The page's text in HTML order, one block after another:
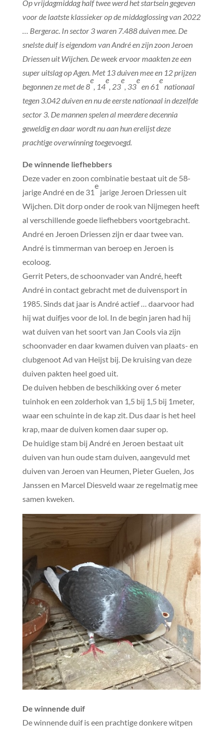
Op vrijdagmiddag half twee werd het startsein gegeven
voor de laatste klassieker op de middaglossing van 2022
… Bergerac. In sector 3 waren 7.488 duiven mee. De
snelste duif is eigendom van André en zijn zoon Jeroen
Driessen uit Wijchen. De week ervoor maakten ze een
super uitslag op Agen. Met 13 duiven mee en 12 prijzen
begonnen ze met de 8
e
, 14
e
, 23
e
, 33
e
en 61
e
nationaal
tegen 3.042 duiven en nu de eerste nationaal in dezelfde
sector 3. De mannen spelen al meerdere decennia
geweldig en daar wordt nu aan hun erelijst deze
prachtige overwinning toegevoegd.
De winnende liefhebbers
Deze vader en zoon combinatie bestaat uit de 58-
jarige André en de 31
e
jarige Jeroen Driessen uit
Wijchen. Dit dorp onder de rook van Nijmegen heeft
al verschillende goede liefhebbers voortgebracht.
André en Jeroen Driessen zijn er daar twee van.
André is timmerman van beroep en Jeroen is
ecoloog.
Gerrit Peters, de schoonvader van André, heeft
André in contact gebracht met de duivensport in
1985. Sinds dat jaar is André actief … daarvoor had
hij wat duifjes voor de lol. In de begin jaren had hij
wat duiven van het soort van Jan Cools via zijn
schoonvader en daar kwamen duiven van plaats- en
clubgenoot Ad van Heijst bij. De kruising van deze
duiven pakten heel goed uit.
De duiven hebben de beschikking over 6 meter
tuinhok en een zolderhok van 1,5 bij 1,5 bij 1meter,
waar een schuinte in de kap zit. Dus daar is het heel
krap, maar de duiven komen daar super op.
De huidige stam bij André en Jeroen bestaat uit
duiven van hun oude stam duiven, aangevuld met
duiven van Jeroen van Heumen, Pieter Guelen, Jos
Janssen en Marcel Diesveld waar ze regelmatig mee
samen kweken.
De winnende duif
De winnende duif is een prachtige donkere witpen